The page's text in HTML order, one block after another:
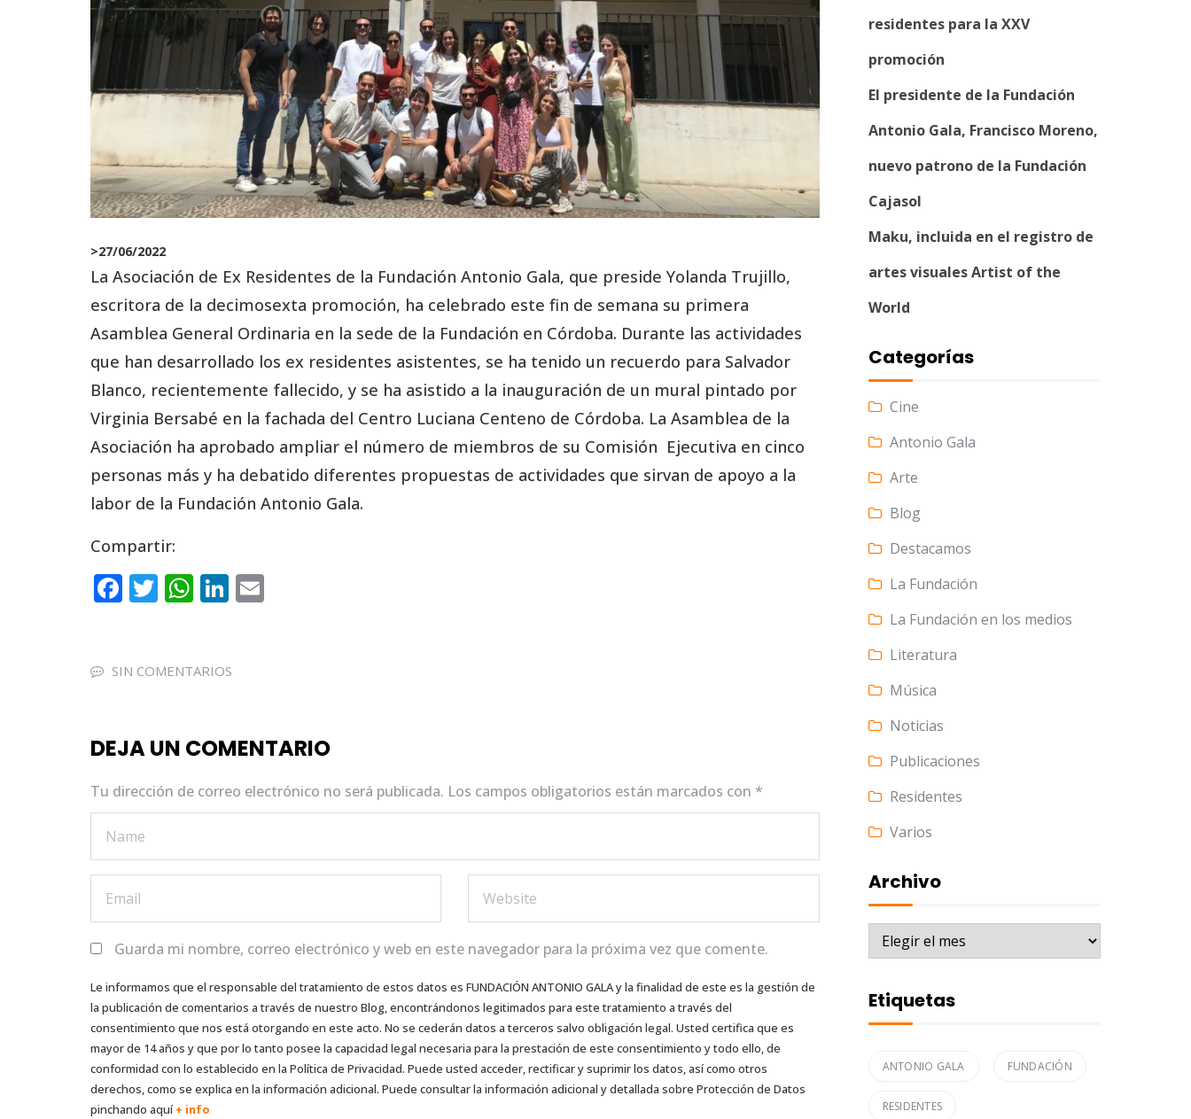
>27/06/2022
La Asociación de Ex Residentes de la Fundación Antonio Gala, que preside Yolanda Trujillo,
escritora de la decimosexta promoción, ha celebrado este fin de semana su primera
Asamblea General Ordinaria en la sede de la Fundación en Córdoba. Durante las actividades
que han desarrollado los ex residentes asistentes, se ha tenido un recuerdo para Salvador
Blanco, recientemente fallecido, y se ha asistido a la inauguración de un mural pintado por
Virginia Bersabé en la fachada del Centro Luciana Centeno de Córdoba. La Asamblea de la
Asociación ha aprobado ampliar el número de miembros de su Comisión Ejecutiva en cinco
personas más y ha debatido diferentes propuestas de actividades que sirvan de apoyo a la
labor de la Fundación Antonio Gala.
Compartir:
F
e
o
k
T
te
W
ts
p
Li
e
SIN COMENTARIOS
DEJA UN COMENTARIO
Tu dirección de correo electrónico no será publicada. Los campos obligatorios están marcados con *
Guarda mi nombre, correo electrónico y web en este navegador para la próxima vez que comente.
Le informamos que el responsable del tratamiento de estos datos es FUNDACIÓN ANTONIO GALA y la finalidad de este es la gestión de
la publicación de comentarios a través de nuestro Blog, encontrándonos legitimados para este tratamiento a través del
consentimiento que nos está otorgando en este acto. No se cederán datos a terceros salvo obligación legal. Usted certifica que es
mayor de 14 años y que por lo tanto posee la capacidad legal necesaria para la prestación de este consentimiento y todo ello, de
conformidad con lo establecido en la Política de Privacidad. Puede usted acceder, rectificar y suprimir los datos, así como otros
derechos, como se explica en la información adicional. Puede consultar la información adicional y detallada sobre Protección de Datos
pinchando aquí+ info
residentes para la XXV
promoción
El presidente de la Fundación
Antonio Gala, Francisco Moreno,
nuevo patrono de la Fundación
Cajasol
Maku, incluida en el registro de
artes visuales Artist of the
World
Categorías
Cine
Antonio Gala
Arte
Blog
Destacamos
La Fundación
La Fundación en los medios
Literatura
Música
Noticias
Publicaciones
Residentes
Varios
Archivo
Archivo
Etiquetas
ANTONIO GALA FUNDACIÓN
RESIDENTES